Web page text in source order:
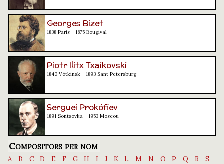
Georges Bizet
1838 París - 1875 Bougival
Piotr Ilitx Txaikovski
1840 Vótkinsk - 1893 Sant Petersburg
Serguei Prokófiev
1891 Sontsovka - 1953 Moscou
Compositors per nom
A B C D E F G H I J K L M N O P Q R
S